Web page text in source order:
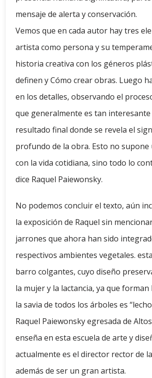
mensaje de alerta y conservación.
Vemos que en cada autor hay tres
artista como persona y su
historia creativa con los géneros
definen y Cómo crear obras. Luego
en los detalles, observando el
que generalmente es tan interesante
resultado final donde se revela el
profundo de la obra. Esto no
con la vida cotidiana, sino todo lo
dice Raquel Paiewonsky.
No podemos concluir el texto, aún
la exposición de Raquel sin
jarrones que ahora han sido
respectivos ambientes vegetales.
barro colgantes, cuyo diseño
la mujer y la lactancia, ya que forman
la savia de todos los árboles es
Raquel Paiewonsky egresada de
enseña en esta escuela de arte y
actualmente es el director rector de
además de ser un gran artista.